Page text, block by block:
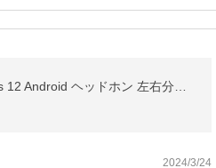
2024/3/24